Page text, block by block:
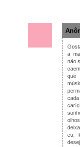
a
não
que
eu,